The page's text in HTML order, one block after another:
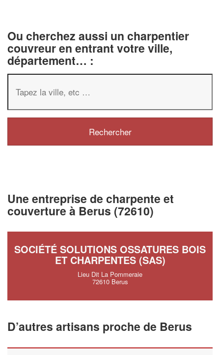
Ou cherchez aussi un charpentier
couvreur en entrant votre ville,
département… :
Une entreprise de charpente et
couverture à Berus (72610)
SOCIÉTÉ SOLUTIONS OSSATURES BOIS
ET CHARPENTES (SAS)
Lieu Dit La Pommeraie
72610 Berus
D’autres artisans proche de Berus
✕
Vous êtes un
professionnel ?
nouveaux clients !